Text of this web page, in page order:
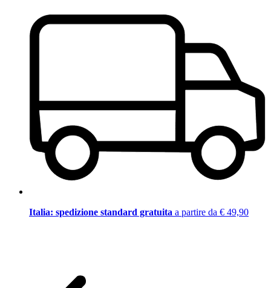
Italia: spedizione standard gratuita a partire da € 49,90